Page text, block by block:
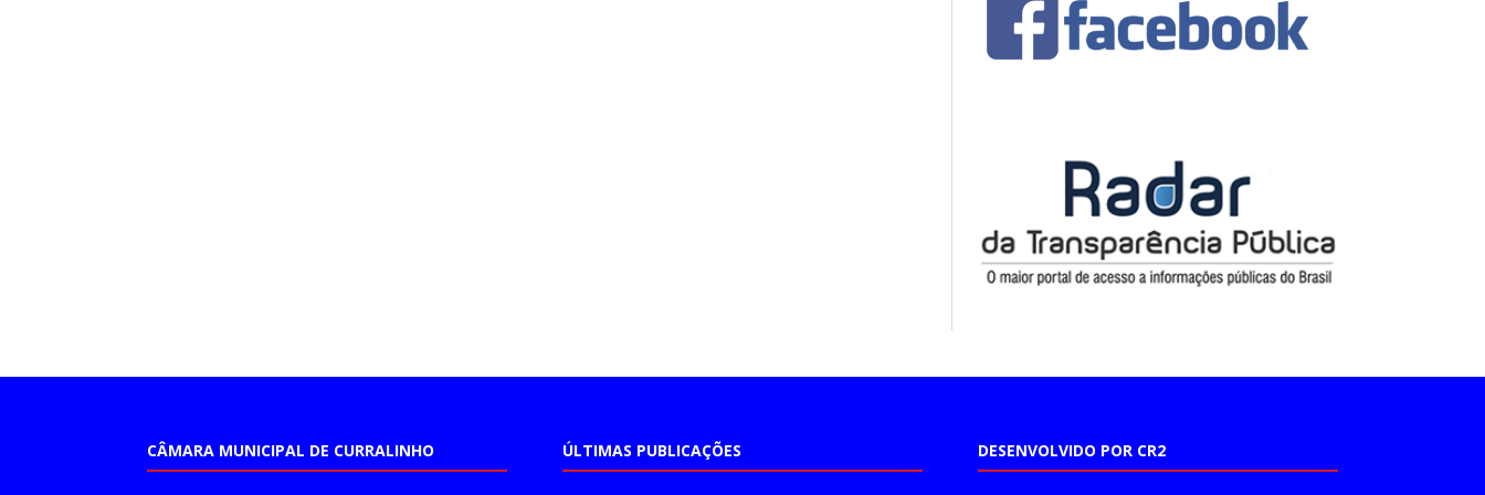
CÂMARA MUNICIPAL DE CURRALINHO ÚLTIMAS PUBLICAÇÕES DESENVOLVIDO POR CR2